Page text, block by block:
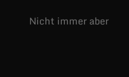
Nicht immer aber